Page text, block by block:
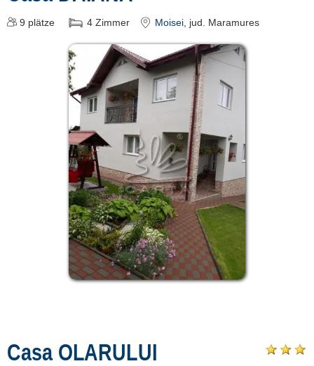
9 plätze 4 Zimmer Moisei , jud. Maramures
Casa OLARULUI